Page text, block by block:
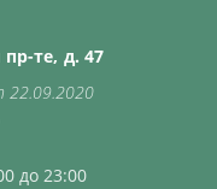
те, д. 47
22.09.2020
до 23:00